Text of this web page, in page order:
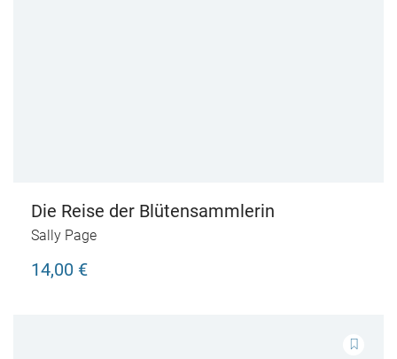
Die Reise der Blütensammlerin
Sally Page
14,00 €